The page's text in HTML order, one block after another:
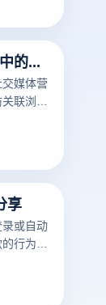
云登防关联浏览器在社交媒体中的作用
媒体营
联浏览
策略。
交媒体
享
或自动
行为。
但也可